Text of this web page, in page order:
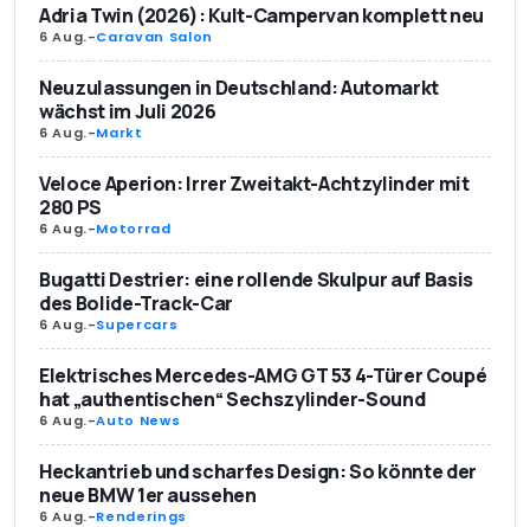
Adria Twin (2026): Kult-Campervan komplett neu
6 Aug.-Caravan Salon
Neuzulassungen in Deutschland: Automarkt
wächst im Juli 2026
6 Aug.-Markt
Veloce Aperion: Irrer Zweitakt-Achtzylinder mit
280 PS
6 Aug.-Motorrad
Bugatti Destrier: eine rollende Skulpur auf Basis
des Bolide-Track-Car
6 Aug.-Supercars
Elektrisches Mercedes-AMG GT 53 4-Türer Coupé
hat „authentischen“ Sechszylinder-Sound
6 Aug.-Auto News
Heckantrieb und scharfes Design: So könnte der
neue BMW 1er aussehen
6 Aug.-Renderings